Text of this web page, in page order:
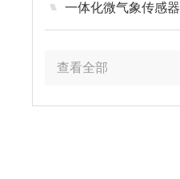
一体化微气象传感器
查看全部